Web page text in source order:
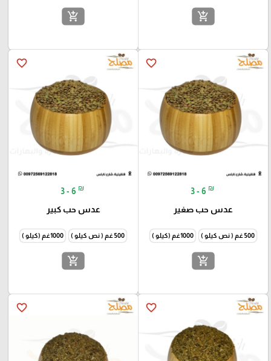
add_shopping_cart
add_shopping_cart
favorite_border
3 - 6 ₪
عدس حب صغير
500 غم ( نص كيلو ) 1000غم (كيلو )
add_shopping_cart
favorite_border
3 - 6 ₪
عدس حب كبير
500 غم ( نص كيلو ) 1000غم (كيلو )
add_shopping_cart
favorite_border
favorite_border